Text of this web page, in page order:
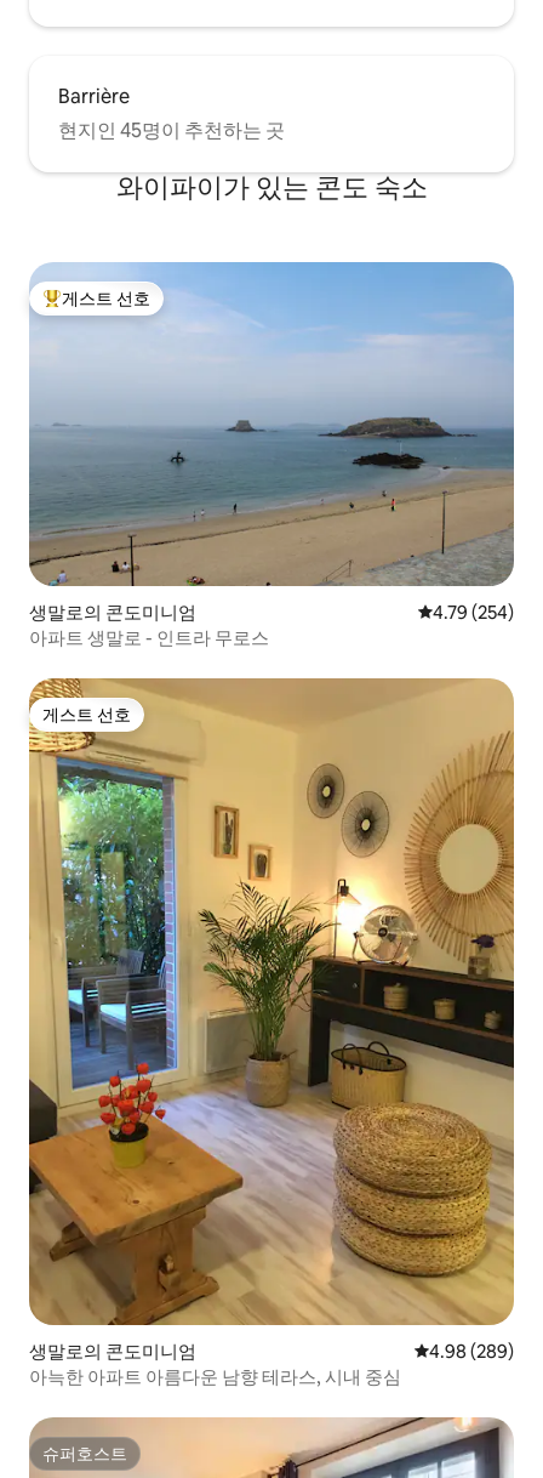
Barrière
현지인 45명이 추천하는 곳
와이파이가 있는 콘도 숙소
상위 게스트 선호
게스트 선호
생말로의 콘도미니엄 평점 4.79점(5
4.79 (254)
아파트 생말로 - 인트라 무로스
게스트 선호
게스트 선호
생말로의 콘도미니엄 평점 4.98점(5
4.98 (289)
아늑한 아파트 아름다운 남향 테라스, 시내 중심
슈퍼호스트
슈퍼호스트